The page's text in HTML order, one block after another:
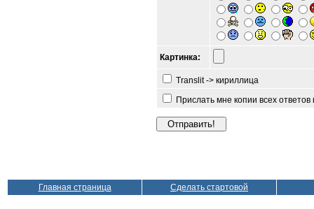
Картинка:
Translit -> кириллица
Прислать мне копии всех
Главная страница Сделать стартовой